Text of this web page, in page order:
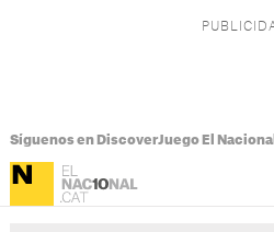
Síguenos en DiscoverJuego El Nacional